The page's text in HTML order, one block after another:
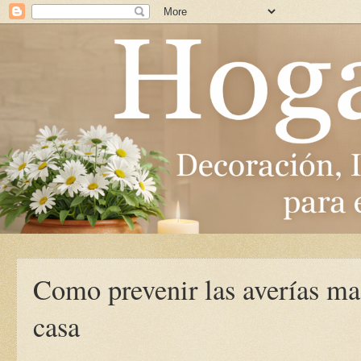
Como prevenir las averías
casa